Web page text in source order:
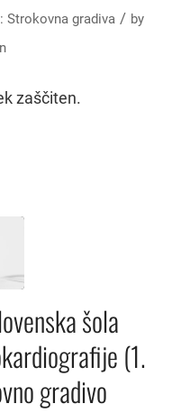
Strokovna gradiva / by
zaščiten.
šola
(1.
gradivo